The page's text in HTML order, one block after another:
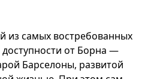
из самых востребованных
от Борна —
Барселоны, развитой